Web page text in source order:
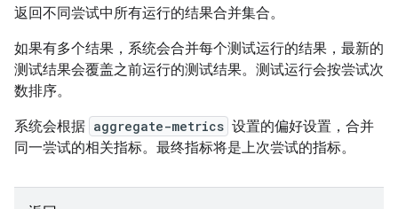
返回不同尝试中所有运行的结果合并集合。
如果有多个结果，系统会合并每个测试运行的结果，最新的
测试结果会覆盖之前运行的测试结果。测试运行会按尝试次
数排序。
系统会根据 aggregate-metrics 设置的偏好设置，合并
同一尝试的相关指标。最终指标将是上次尝试的指标。